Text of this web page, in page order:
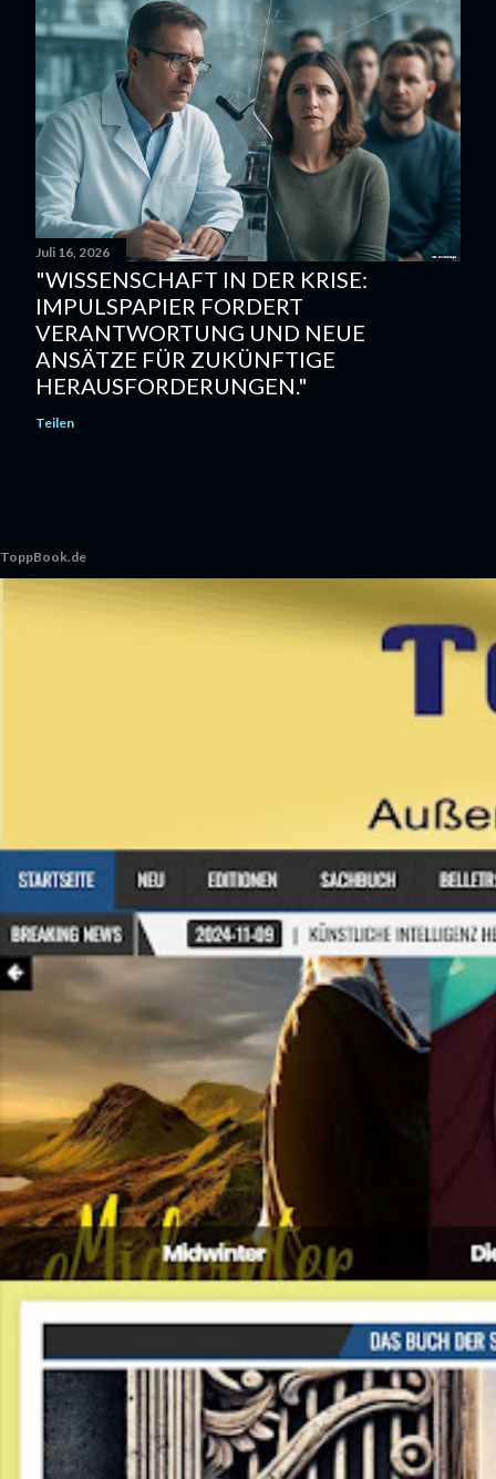
Juli 16, 2026
"WISSENSCHAFT IN DER KRISE:
IMPULSPAPIER FORDERT
VERANTWORTUNG UND NEUE
ANSÄTZE FÜR ZUKÜNFTIGE
HERAUSFORDERUNGEN."
Teilen
ToppBook.de